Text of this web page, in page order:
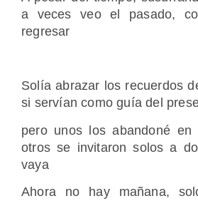
a veces veo el pasado,
regresar
Solía abrazar los recuerdos
si servían como guía del
pero unos los abandoné
otros se invitaron solos a
vaya
Ahora no hay mañana,